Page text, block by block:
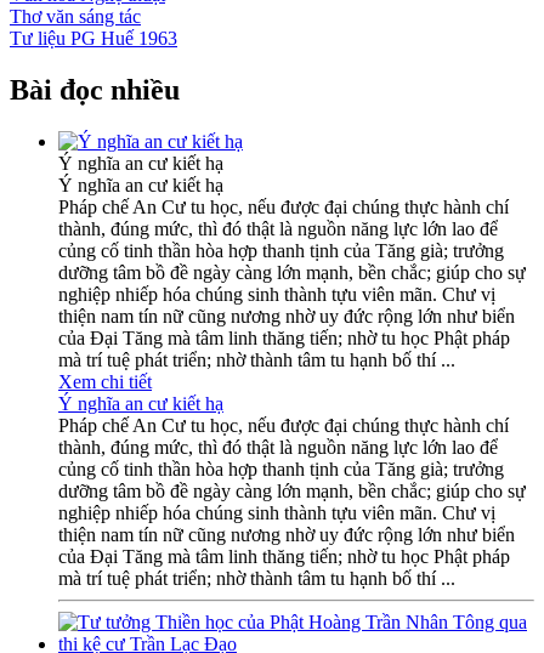
Thơ văn sáng tác
Tư liệu PG Huế 1963
Bài đọc nhiều
Ý nghĩa an cư kiết hạ
Ý nghĩa an cư kiết hạ
Pháp chế An Cư tu học, nếu được đại chúng thực hành chí
thành, đúng mức, thì đó thật là nguồn năng lực lớn lao để
củng cố tinh thần hòa hợp thanh tịnh của Tăng già; trưởng
dưỡng tâm bồ đề ngày càng lớn mạnh, bền chắc; giúp cho sự
nghiệp nhiếp hóa chúng sinh thành tựu viên mãn. Chư vị
thiện nam tín nữ cũng nương nhờ uy đức rộng lớn như biển
của Đại Tăng mà tâm linh thăng tiến; nhờ tu học Phật pháp
mà trí tuệ phát triển; nhờ thành tâm tu hạnh bố thí ...
Xem chi tiết
Ý nghĩa an cư kiết hạ
Pháp chế An Cư tu học, nếu được đại chúng thực hành chí
thành, đúng mức, thì đó thật là nguồn năng lực lớn lao để
củng cố tinh thần hòa hợp thanh tịnh của Tăng già; trưởng
dưỡng tâm bồ đề ngày càng lớn mạnh, bền chắc; giúp cho sự
nghiệp nhiếp hóa chúng sinh thành tựu viên mãn. Chư vị
thiện nam tín nữ cũng nương nhờ uy đức rộng lớn như biển
của Đại Tăng mà tâm linh thăng tiến; nhờ tu học Phật pháp
mà trí tuệ phát triển; nhờ thành tâm tu hạnh bố thí ...